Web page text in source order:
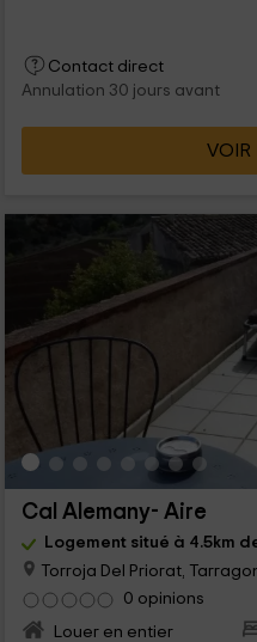
Contact direct
Annulation 30 jours avant
VOIR
Cal Alemany- Aire
Logement situé à 4.5km
Torroja Del Priorat,
0 opinions
Louer en entier